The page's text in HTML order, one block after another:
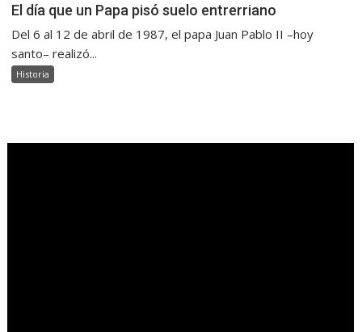
El día que un Papa pisó suelo entrerriano
Del 6 al 12 de abril de 1987, el papa Juan Pablo II –hoy
santo– realizó...
Historia